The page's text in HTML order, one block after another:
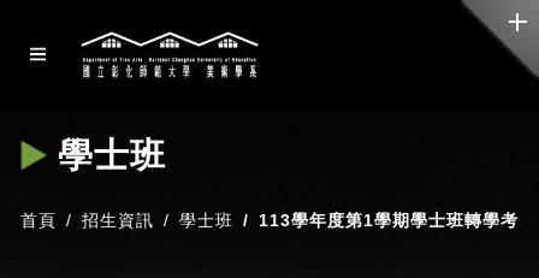
學士班
首頁 招生資訊 學士班 113學年度第1學期學士班轉學考